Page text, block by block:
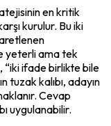
en kritik
kurulur. Bu iki
yeterli ama tek
“iki ifade birlikte bile
tuzak kalıbı, adayın
Cevap
uygulanabilir.